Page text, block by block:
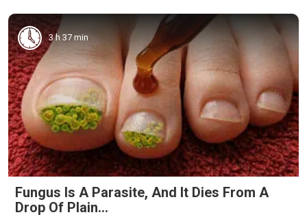
3 h 37 min
Fungus Is A Parasite, And It Dies From A
Drop Of Plain...